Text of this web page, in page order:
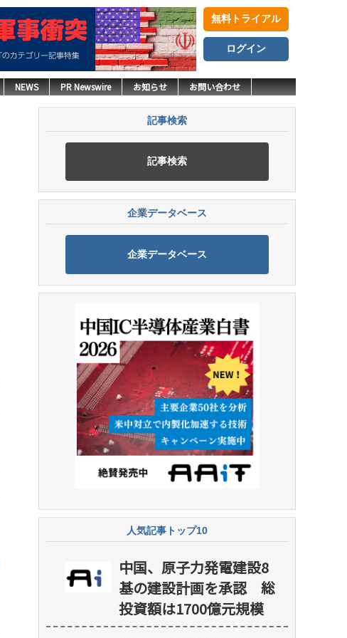
無料トライアル
ログイン
NEWS PR Newswire お知らせ お問い合わせ
記事検索
記事検索
企業データベース
企業データベース
人気記事トップ10
中国、原子力発電建設8
基の建設計画を承認 総
投資額は1700億元規模